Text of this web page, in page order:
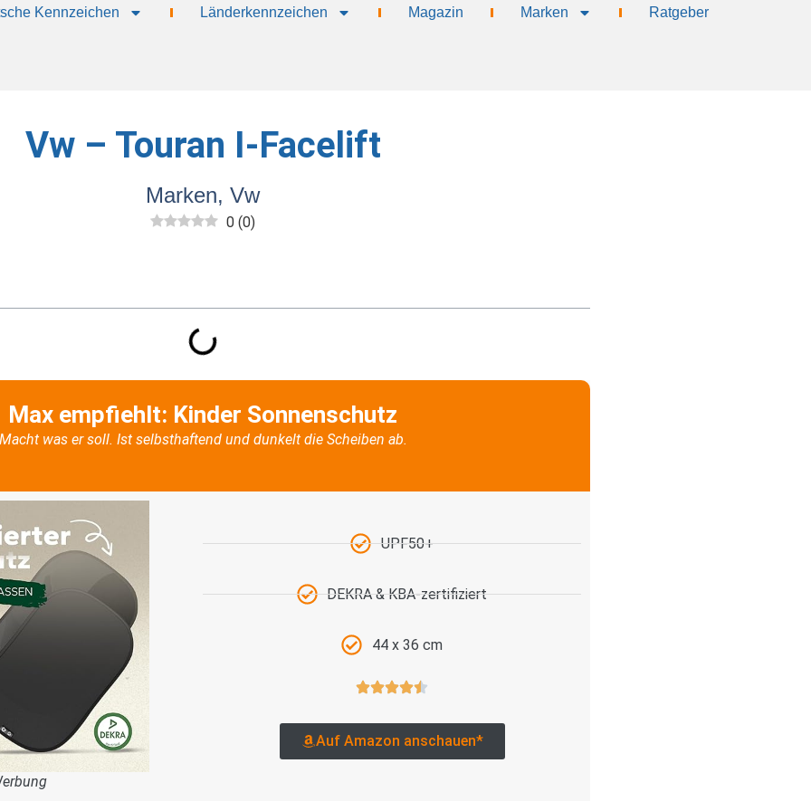
Kennzeichen Länderkennzeichen Magazin Marken Ratgeber
Vw – Touran I-Facelift
Marken, Vw
0 (0)
Max empfiehlt: Kinder Sonnenschutz
was er soll. Ist selbsthaftend und dunkelt die Scheiben ab.
UPF50+
DEKRA & KBA-zertifiziert
44 x 36 cm
Auf Amazon anschauen*